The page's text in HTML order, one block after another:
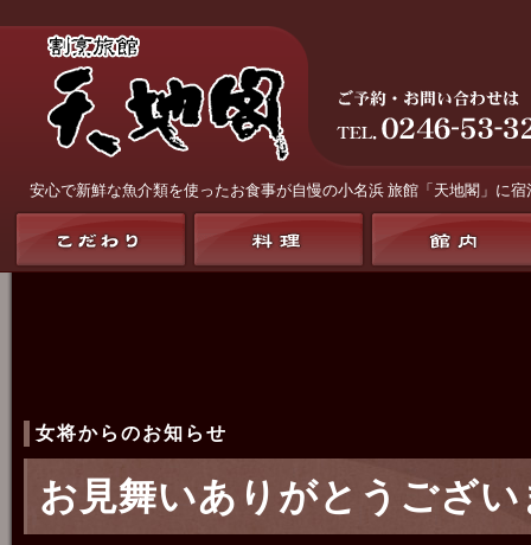
安心で新鮮な魚介類を使ったお食事が自慢の小名浜 旅館「天地閣」 に宿
女将からのお知らせ
お見舞いありがとうござ